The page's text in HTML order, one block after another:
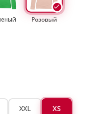
Розовый
XXL XS